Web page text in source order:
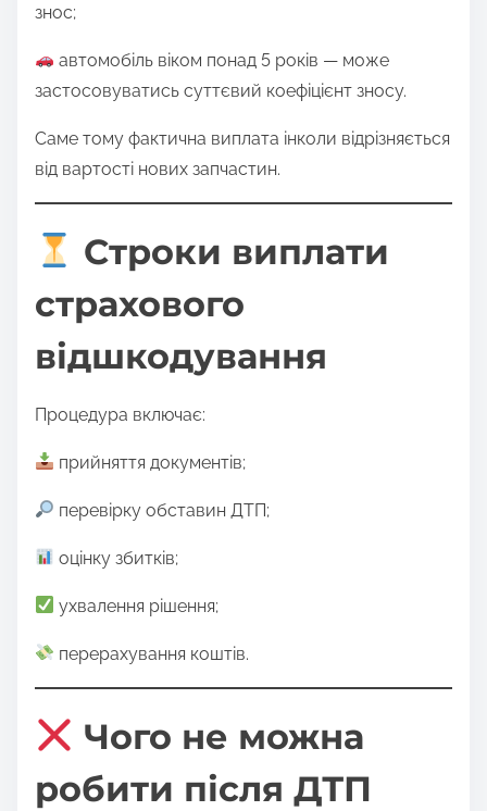
знос;
автомобіль віком понад 5 років — може
застосовуватись суттєвий коефіцієнт зносу.
Саме тому фактична виплата інколи відрізняється
від вартості нових запчастин.
Строки виплати
страхового
відшкодування
Процедура включає:
прийняття документів;
перевірку обставин ДТП;
оцінку збитків;
ухвалення рішення;
перерахування коштів.
Чого не можна
робити після ДТП